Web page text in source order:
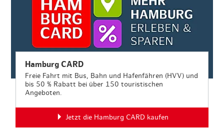
Hamburg CARD
Freie Fahrt mit Bus, Bahn und Hafenfähren (HVV) und
bis 50 % Rabatt bei über 150 touristischen
Angeboten.
Jetzt die Hamburg CARD kaufen